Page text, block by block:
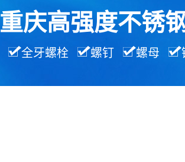
重庆高强度不锈
全牙螺栓 螺钉 螺母